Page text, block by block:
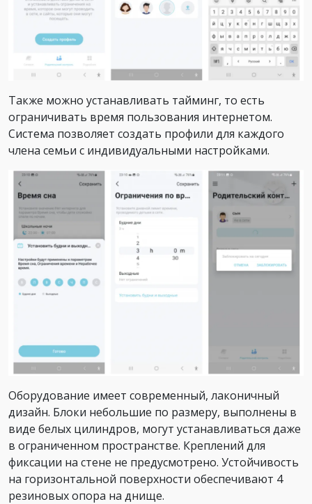
Также можно устанавливать тайминг, то есть
ограничивать время пользования интернетом.
Система позволяет создать профили для каждого
члена семьи с индивидуальными настройками.
Оборудование имеет современный, лаконичный
дизайн. Блоки небольшие по размеру, выполнены в
виде белых цилиндров, могут устанавливаться даже
в ограниченном пространстве. Креплений для
фиксации на стене не предусмотрено. Устойчивость
на горизонтальной поверхности обеспечивают 4
резиновых опора на днище.